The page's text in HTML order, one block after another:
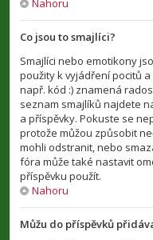
Nahoru
Co jsou to smajlíci?
Smajlíci nebo emotikony
použity k vyjádření pocitů
např. kód :) znamená
seznam smajlíků najdete
a příspěvky. Pokuste se
protože můžou způsobit
mohli odstranit, nebo
fóra může také nastavit
příspěvku použít.
Nahoru
Můžu do příspěvků